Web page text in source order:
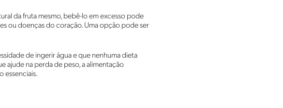
da fruta mesmo, bebê-lo em excesso pode
ou doenças do coração. Uma opção pode ser
de ingerir água e que nenhuma dieta
ajude na perda de peso, a alimentação
essenciais.